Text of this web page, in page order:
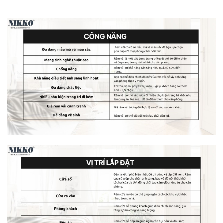
không gian nội thất, từ phòng khách đến phòng ngủ, từ văn
phòng đến nhà hàng hay khách sạn. Với sự kết hợp giữa
phong cách hiện đại và sự tinh tế, đây sẽ là sự lựa chọn
nổi bật và sôi động cho không gian sống của bạn.
Rèm vải màu cam phù hợp với những không gian
nào?
Màu cam không chỉ mang lại sự tươi mới mà còn tạo điểm
nhấn năng động cho không gian sống của bạn. Bộ sưu tập
rèm cửa màu cam của chúng tôi được thiết kế để mang lại
sự sảng khoái và sự sôi động cho mọi căn phòng. Dưới
đây là những gợi ý về cách kết hợp rèm cửa màu cam với
1. Tường màu trắng và xám nhạt
Sự kết hợp giữa rèm cửa màu cam và tường trắng hoặc